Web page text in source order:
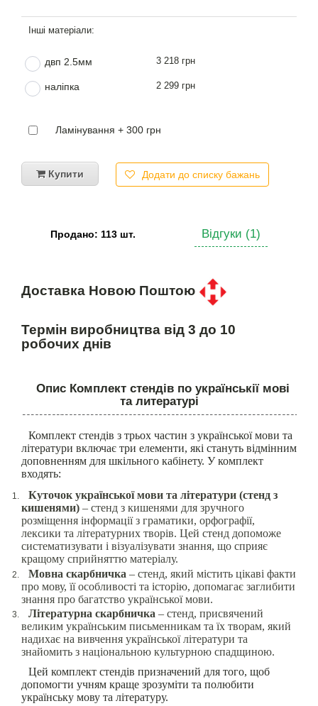
двп 2.5мм 3 218 грн
наліпка 2 299 грн
Ламінування + 300 грн
Купити Додати до списку бажань
Продано: 113 шт. Відгуки (1)
Доставка Новою Поштою
Термін виробництва від 3 до 10
робочих днів
Опис Комплект стендів по українськії мові
та литературі
Комплект стендів з трьох частин з української мови та
літератури включає три елементи, які стануть відмінним
доповненням для шкільного кабінету. У комплект
входять:
Куточок української мови та літератури (стенд з
кишенями) – стенд з кишенями для зручного
розміщення інформації з граматики, орфографії,
лексики та літературних творів. Цей стенд допоможе
систематизувати і візуалізувати знання, що сприяє
кращому сприйняттю матеріалу.
Мовна скарбничка – стенд, який містить цікаві факти
про мову, її особливості та історію, допомагає заглибити
знання про багатство української мови.
Літературна скарбничка – стенд, присвячений
великим українським письменникам та їх творам, який
надихає на вивчення української літератури та
знайомить з національною культурною спадщиною.
Цей комплект стендів призначений для того, щоб
допомогти учням краще зрозуміти та полюбити
українську мову та літературу.